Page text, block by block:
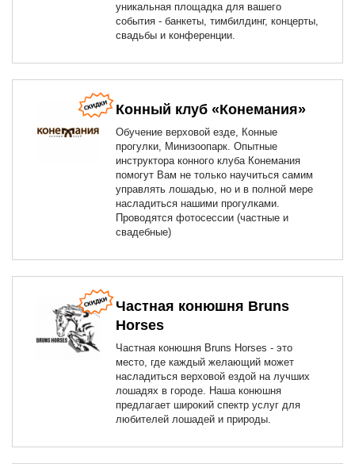
уникальная площадка для вашего
события - банкеты, тимбилдинг, концерты,
свадьбы и конференции.
Конный клуб «Конемания»
Обучение верховой езде, Конные
прогулки, Минизоопарк. Опытные
инструктора конного клуба Конемания
помогут Вам не только научиться самим
управлять лошадью, но и в полной мере
насладиться нашими прогулками.
Проводятся фотосессии (частные и
свадебные)
Частная конюшня Bruns
Horses
Частная конюшня Bruns Horses - это
место, где каждый желающий может
насладиться верховой ездой на лучших
лошадях в городе. Наша конюшня
предлагает широкий спектр услуг для
любителей лошадей и природы.